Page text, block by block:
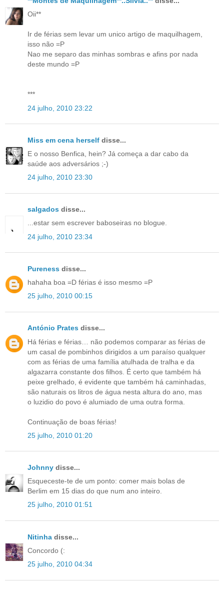
Oii**
Ir de férias sem levar um unico artigo de maquilhagem,
isso não =P
Nao me separo das minhas sombras e afins por nada
deste mundo =P
***
24 julho, 2010 23:22
Miss em cena herself disse...
E o nosso Benfica, hein? Já começa a dar cabo da
saúde aos adversários ;-)
24 julho, 2010 23:30
salgados disse...
...estar sem escrever baboseiras no blogue.
24 julho, 2010 23:34
Pureness disse...
hahaha boa =D férias é isso mesmo =P
25 julho, 2010 00:15
António Prates disse...
Há férias e férias… não podemos comparar as férias de
um casal de pombinhos dirigidos a um paraíso qualquer
com as férias de uma família atulhada de tralha e da
algazarra constante dos filhos. É certo que também há
peixe grelhado, é evidente que também há caminhadas,
são naturais os litros de água nesta altura do ano, mas
o luzidio do povo é alumiado de uma outra forma.
Continuação de boas férias!
25 julho, 2010 01:20
Johnny disse...
Esqueceste-te de um ponto: comer mais bolas de
Berlim em 15 dias do que num ano inteiro.
25 julho, 2010 01:51
Nitinha disse...
Concordo (:
25 julho, 2010 04:34